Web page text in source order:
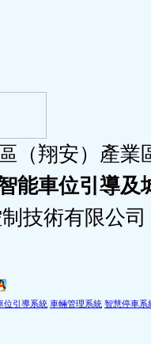
（翔安）產業
能車位引導及
技術有限公司
位引導系統 車輛管理系統 智慧停車系